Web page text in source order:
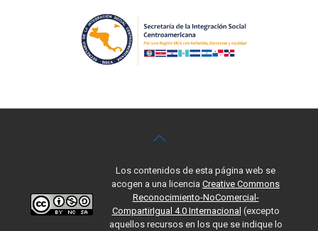
Los contenidos de esta página web se
acogen a una licencia Creative Commons
Reconocimiento-NoComercial-
CompartirIgual 4.0 Internacional (excepto
aquellos recursos en los que se indique lo